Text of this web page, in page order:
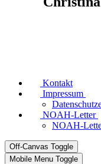
Kontakt
Impressum
NOAH-Letter
NOAH-
Off-Canvas Toggle
Mobile Menu Toggle